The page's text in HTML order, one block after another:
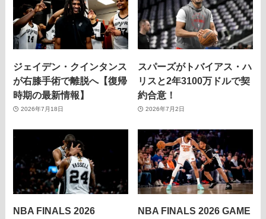
ジェイデン・クインタンス
が右膝手術で離脱へ【復帰
時期の最新情報】
2026年7月18日
スパーズがトバイアス・ハ
リスと2年3100万ドルで契
約合意！
2026年7月2日
NBA FINALS 2026
NBA FINALS 2026 GAME